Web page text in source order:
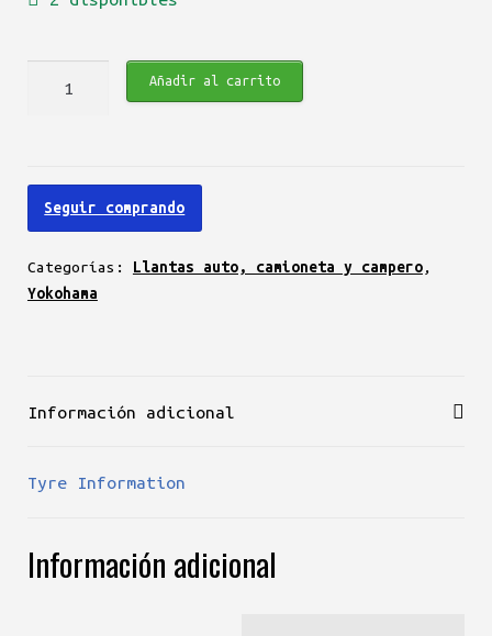
225/70
R16
113S
cantidad
Añadir al carrito
Seguir comprando
Categorías: Llantas auto, camioneta y campero,
Yokohama
Información adicional
Tyre Information
Información adicional